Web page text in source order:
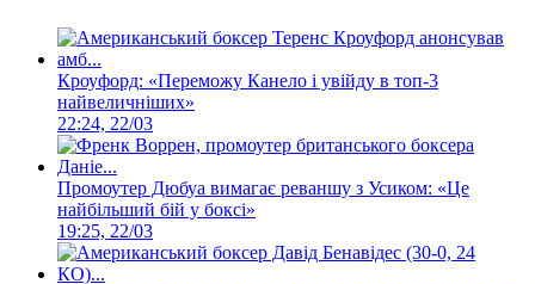
Кроуфорд: «Переможу Канело і увійду в топ-3
найвеличніших»
22:24, 22/03
Промоутер Дюбуа вимагає реваншу з Усиком: «Це
найбільший бій у боксі»
19:25, 22/03